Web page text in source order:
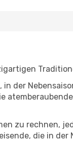
in der
zu rechnen,
die in der